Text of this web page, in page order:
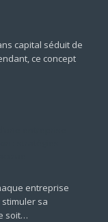
capital séduit de
ce concept
entreprise
sa
soit…